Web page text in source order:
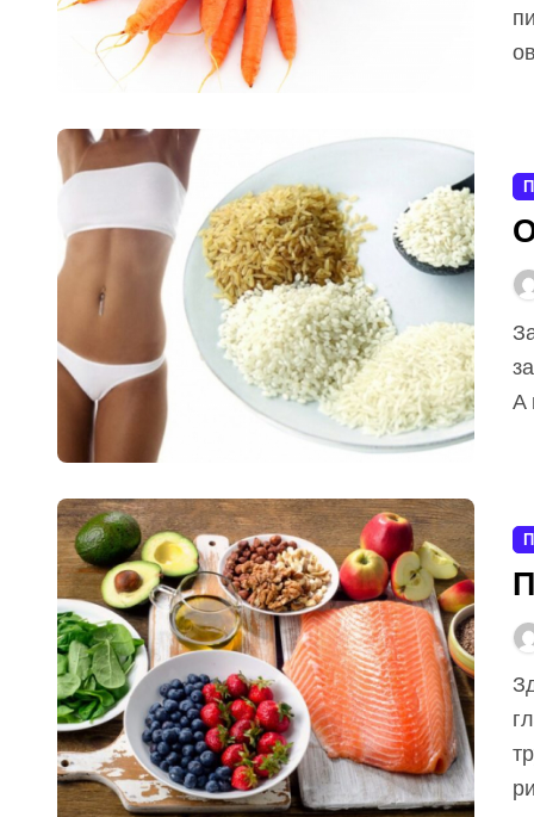
Заботясь об окружающей чистоте, люди часто
А
Здоровье сердечно-сосудистой системы одно из